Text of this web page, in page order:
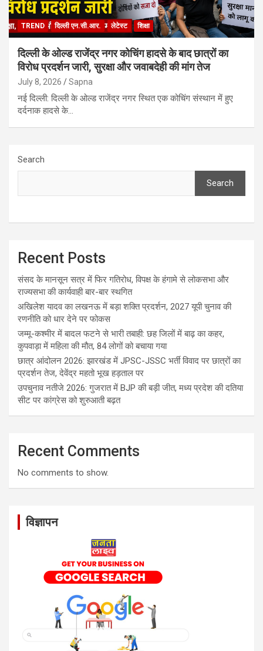
TREND दिल्ली एन.सी.आर. लेटेस्ट शिक्षा
दिल्ली के ओल्ड राजेंद्र नगर कोचिंग हादसे के बाद छात्रों का
विरोध प्रदर्शन जारी, सुरक्षा और जवाबदेही की मांग तेज
July 8, 2026 Sapna
नई दिल्ली: दिल्ली के ओल्ड राजेंद्र नगर स्थित एक कोचिंग संस्थान में हुए
दर्दनाक हादसे के…
Search
Search
Recent Posts
संसद के मानसून सत्र में फिर गतिरोध, विपक्ष के हंगामे से लोकसभा और
राज्यसभा की कार्यवाही बार-बार स्थगित
अखिलेश यादव का लखनऊ में बड़ा शक्ति प्रदर्शन, 2027 यूपी चुनाव की
रणनीति को धार देने पर फोकस
जम्मू-कश्मीर में बादल फटने से भारी तबाही: छह जिलों में बाढ़ का कहर,
कुपवाड़ा में महिला की मौत, 84 लोगों को बचाया गया
छात्र आंदोलन 2026: झारखंड में JPSC-JSSC भर्ती विवाद पर छात्रों का
प्रदर्शन तेज, देवेंद्र महतो भूख हड़ताल पर
उपचुनाव नतीजे 2026: गुजरात में BJP की बड़ी जीत, मध्य प्रदेश की दतिया
सीट पर कांग्रेस को शुरुआती बढ़त
Recent Comments
No comments to show.
विज्ञापन